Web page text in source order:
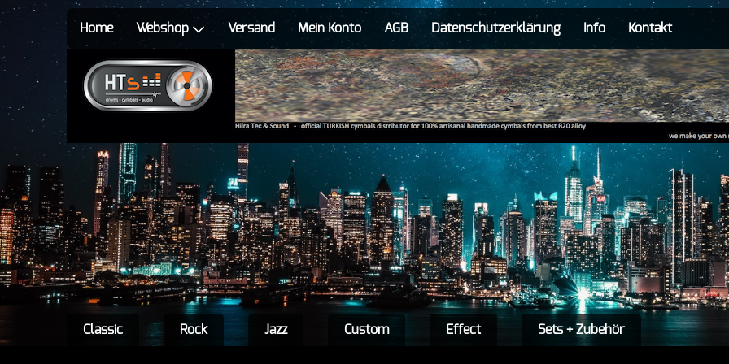
Home Webshop Versand Mein Konto AGB Datenschutzerklärung Info Kontakt
Classic Rock Jazz Custom Effect Sets + Zubehör